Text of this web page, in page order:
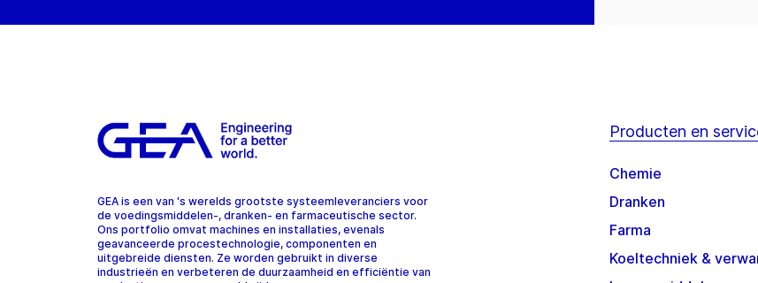
GEA is een van 's werelds grootste systeemleveranciers voor
de voedingsmiddelen-, dranken- en farmaceutische sector.
Ons portfolio omvat machines en installaties, evenals
geavanceerde procestechnologie, componenten en
uitgebreide diensten. Ze worden gebruikt in diverse
industrieën en verbeteren de duurzaamheid en efficiëntie van
Producten en
Chemie
Dranken
Farma
Koeltechniek &